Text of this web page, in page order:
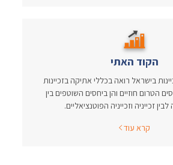
הקוד האתי
בישראל רואה בכללי אתיקה בזכיינות
הטרום חוזיים והן ביחסים השוטפים בין
זכייניה וזכייניה הפוטנציאליים.
קרא עוד